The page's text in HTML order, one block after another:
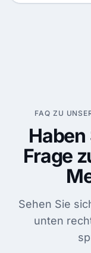
FAQ ZU
Frage
Sehen Sie
unten